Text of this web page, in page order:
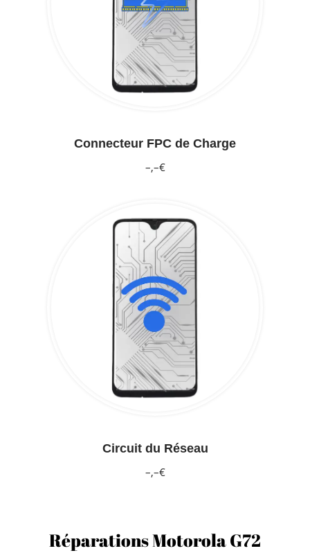
Connecteur FPC de Charge
–,–€
Circuit du Réseau
–,–€
Réparations Motorola G72